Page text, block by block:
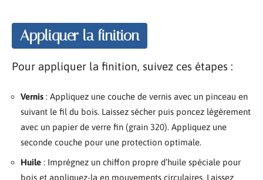
Appliquer la finition
Pour appliquer la finition, suivez ces étapes :
Vernis : Appliquez une couche de vernis avec un pinceau en
suivant le fil du bois. Laissez sécher puis poncez légèrement
avec un papier de verre fin (grain 320). Appliquez une
seconde couche pour une protection optimale.
Huile : Imprégnez un chiffon propre d’huile spéciale pour
bois et appliquez-la en mouvements circulaires. Laissez